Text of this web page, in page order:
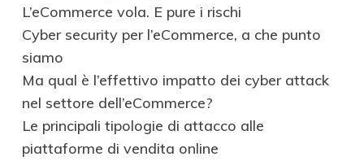
L’eCommerce vola. E pure i rischi
Cyber security per l’eCommerce, a che punto
siamo
Ma qual è l’effettivo impatto dei cyber attack
nel settore dell’eCommerce?
Le principali tipologie di attacco alle
piattaforme di vendita online